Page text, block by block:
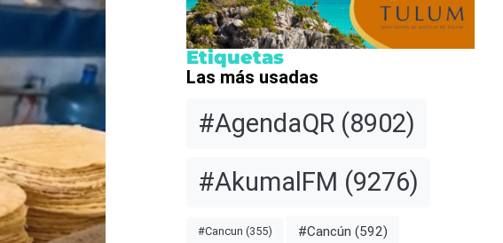
Etiquetas
Las más usadas
#AgendaQR(8902)
#AkumalFM (9276)
#Cancun (355) #Cancún (592)